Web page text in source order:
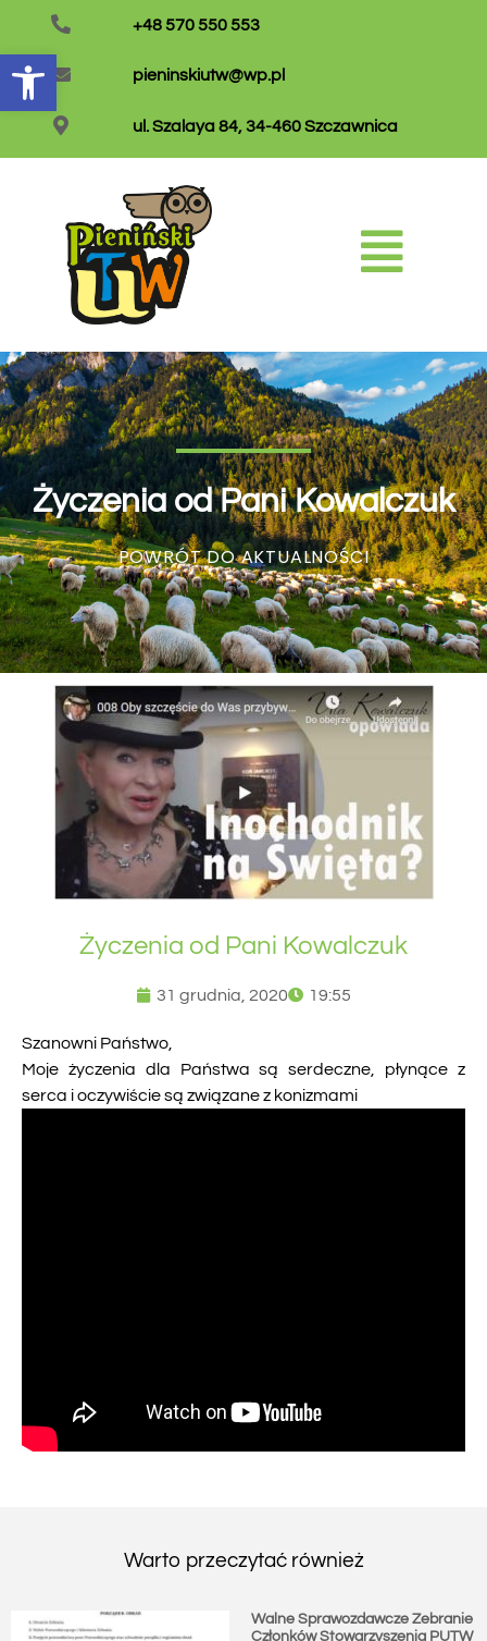
Otwórz pasek narzędzi
+48 570 550 553
pieninskiutw@wp.pl
ul. Szalaya 84, 34-460 Szczawnica
Życzenia od Pani Kowalczuk
POWRÓT DO AKTUALNOŚCI
Życzenia od Pani Kowalczuk
31 grudnia, 2020 19:55
Szanowni Państwo,
Moje życzenia dla Państwa są serdeczne, płynące z
serca i oczywiście są związane z konizmami
Warto przeczytać również
Walne Sprawozdawcze Zebranie
Członków Stowarzyszenia PUTW